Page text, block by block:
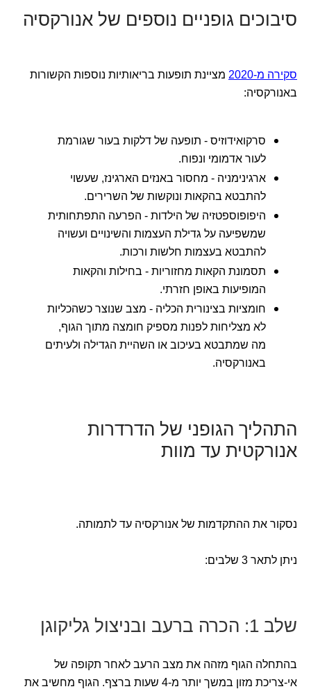
סיבוכים גופניים נוספים של אנורקסיה
סקירה מ-2020
מציינת תופעות בריאותיות נוספות הקשורות
באנורקסיה:
סרקואידוזיס - תופעה של דלקות בעור שגורמת
לעור אדמומי ונפוח.
ארגינימניה - מחסור באנזים הארגינז, שעשוי
להתבטא בהקאות ונוקשות של השרירים.
היפופוספטזיה של הילדות - הפרעה התפתחותית
שמשפיעה על גדילת העצמות והשינויים ועשויה
להתבטא בעצמות חלשות ורכות.
תסמונת הקאות מחזוריות - בחילות והקאות
המופיעות באופן חזרתי.
חומציות בצינורית הכליה - מצב שנוצר כשהכליות
לא מצליחות לפנות מספיק חומצה מתוך הגוף,
מה שמתבטא בעיכוב או השהיית הגדילה ולעיתים
באנורקסיה.
התהליך הגופני של הדרדרות
אנורקטית עד מוות
נסקור את ההתקדמות של אנורקסיה עד לתמותה.
ניתן לתאר 3 שלבים:
שלב 1: הכרה ברעב ובניצול גליקוגן
בהתחלה הגוף מזהה את מצב הרעב לאחר תקופה של
אי-צריכת מזון במשך יותר מ-4 שעות ברצף. הגוף מחשיב את